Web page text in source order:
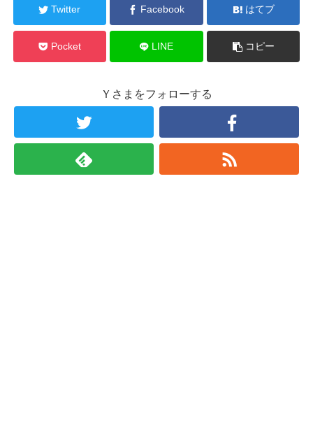
Twitter Facebook はてブ
Pocket LINE コピー
Ｙさまをフォローする